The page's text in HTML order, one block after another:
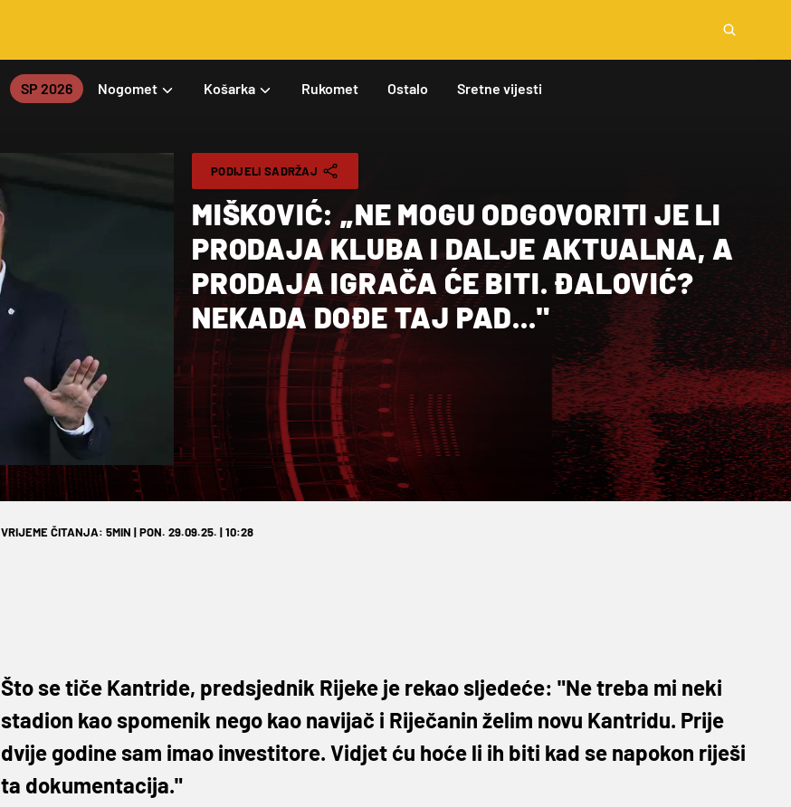
SP 2026 Nogomet Košarka Rukomet Ostalo Sretne vijesti
PODIJELI SADRŽAJ
MIŠKOVIĆ: „NE MOGU ODGOVORITI JE LI
PRODAJA KLUBA I DALJE AKTUALNA, A
PRODAJA IGRAČA ĆE BITI. ĐALOVIĆ?
NEKADA DOĐE TAJ PAD..."
VRIJEME ČITANJA: 5MIN | PON. 29.09.25. | 10:28
Što se tiče Kantride, predsjednik Rijeke je rekao sljedeće: "Ne treba mi neki
stadion kao spomenik nego kao navijač i Riječanin želim novu Kantridu. Prije
dvije godine sam imao investitore. Vidjet ću hoće li ih biti kad se napokon riješi
ta dokumentacija."